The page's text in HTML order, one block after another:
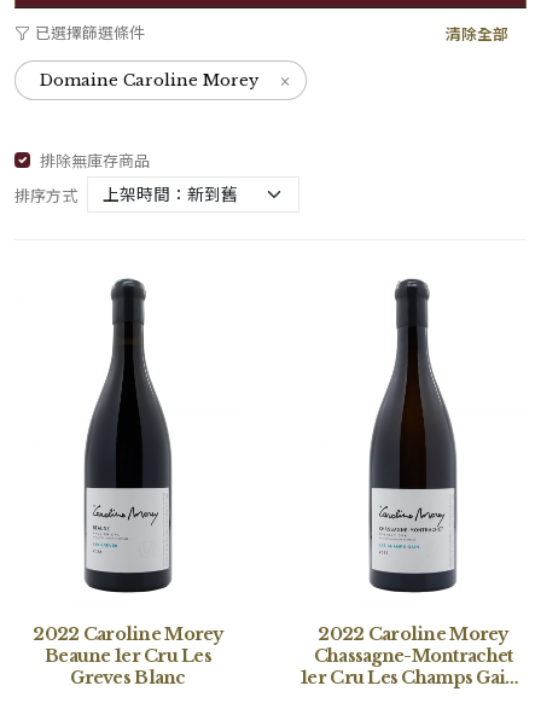
已選擇篩選條件 清除全部
×
Domaine Caroline Morey
排除無庫存商品
排序方式
2022 Caroline Morey
Beaune 1er Cru Les
Greves Blanc
2022 Caroline Morey
Chassagne-Montrachet
1er Cru Les Champs Gains